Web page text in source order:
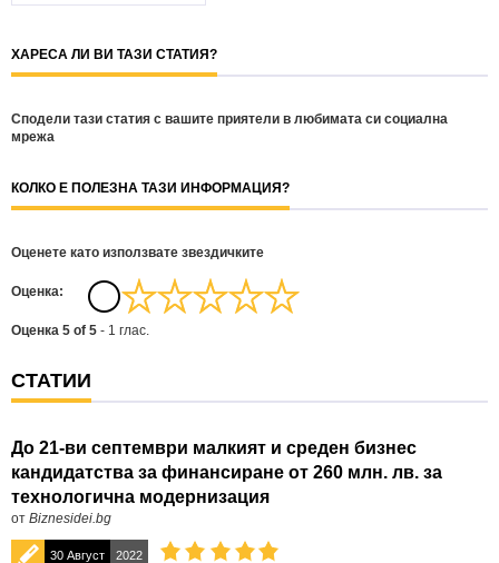
ХАРЕСА ЛИ ВИ ТАЗИ СТАТИЯ?
Сподели тази статия с вашите приятели в любимата си социална
мрежа
КОЛКО Е ПОЛЕЗНА ТАЗИ ИНФОРМАЦИЯ?
Оценете като използвате звездичките
Oценка:
Оценка 5 of 5 - 1 глас.
СТАТИИ
До 21-ви септември малкият и среден бизнес
кандидатства за финансиране от 260 млн. лв. за
технологична модернизация
от Biznesidei.bg
30 Август 2022